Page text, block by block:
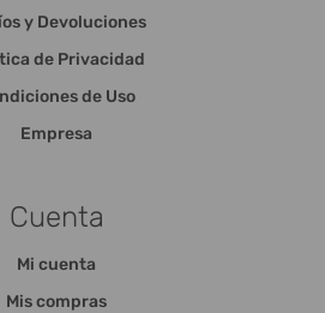
y Devoluciones
de Privacidad
de Uso
Empresa
Cuenta
Mi cuenta
Mis compras